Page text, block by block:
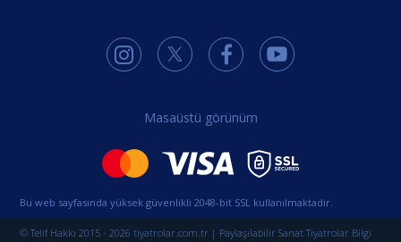
Masaüstü görünüm
Bu web sayfasında yüksek güvenlikli 2048-bit SSL kullanılmaktadır.
© Telif Hakkı 2015 - 2026 tiyatrolar.com.tr | Paylaşılabilir Sanat Tiyatrolar Bilgi